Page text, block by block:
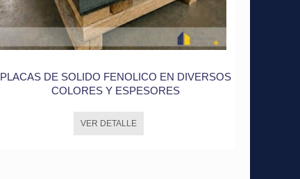
PLACAS DE SOLIDO FENOLICO EN DIVERSOS
COLORES Y ESPESORES
VER DETALLE